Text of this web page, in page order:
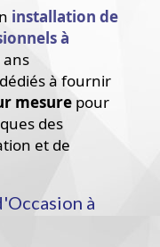
installation de
à
ans
à fournir
mesure pour
des
et de
à